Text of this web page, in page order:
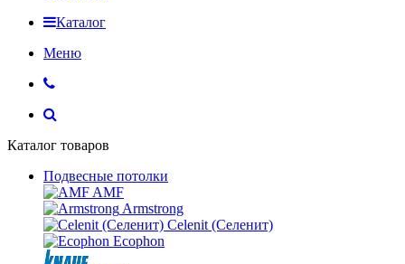
Каталог
Меню
Каталог товаров
Подвесные потолки
AMF
Armstrong
Celenit (Селенит)
Ecophon